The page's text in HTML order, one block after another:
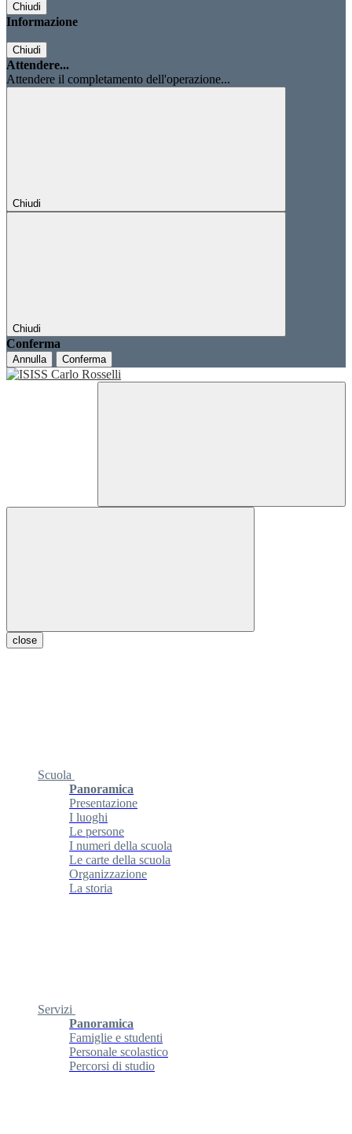
Chiudi
Informazione
Chiudi
Attendere...
Attendere il completamento dell'operazione...
Chiudi
Chiudi
Conferma
Annulla Conferma
close
Scuola
Panoramica
Presentazione
I luoghi
Le persone
I numeri della scuola
Le carte della scuola
Organizzazione
La storia
Servizi
Panoramica
Famiglie e studenti
Personale scolastico
Percorsi di studio